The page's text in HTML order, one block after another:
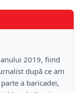
2019, fiind
după ce am
a baricadei,